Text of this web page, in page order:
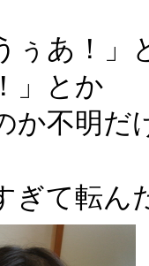
ぅあ！
」とか
か不明だ
ぎて転ん